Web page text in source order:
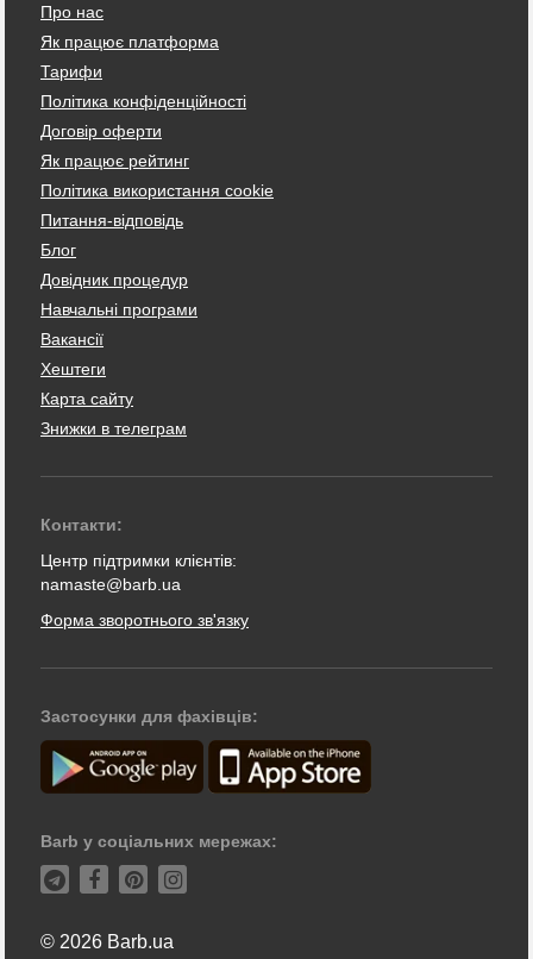
Про нас
Як працює платформа
Тарифи
Політика конфіденційності
Договір оферти
Як працює рейтинг
Політика використання cookie
Питання-відповідь
Блог
Довідник процедур
Навчальні програми
Вакансії
Хештеги
Карта сайту
Знижки в телеграм
Контакти:
Центр підтримки клієнтів:
namaste@barb.ua
Форма зворотнього зв'язку
Застосунки для фахівців:
Barb у соціальних мережах:
© 2026 Barb.ua